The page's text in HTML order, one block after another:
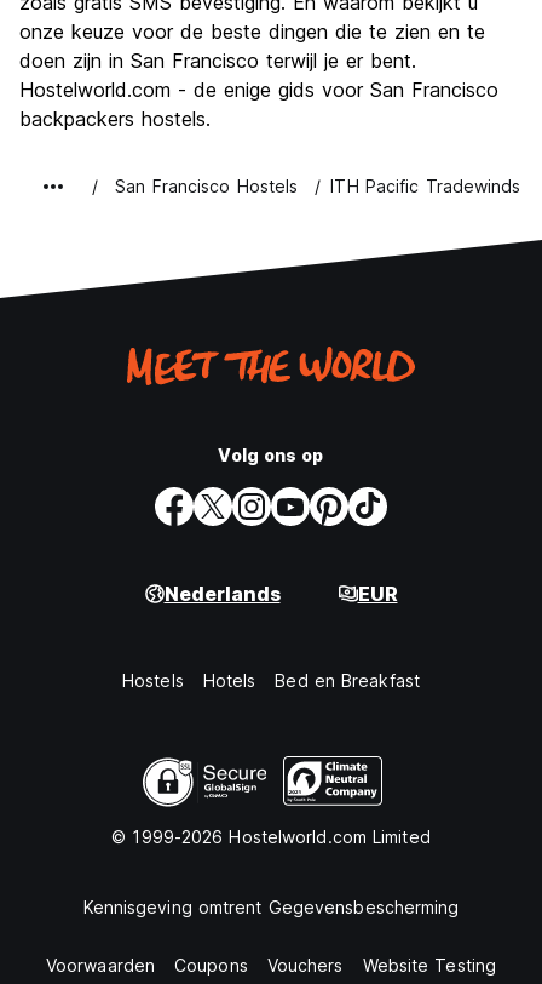
onze keuze voor de beste dingen die te zien en te
doen zijn in San Francisco terwijl je er bent.
Hostelworld.com - de enige gids voor San Francisco
backpackers hostels.
San Francisco Hostels ITH Pacific Tradewinds
Volg ons op
Nederlands EUR
Hostels Hotels Bed en Breakfast
© 1999-2026 Hostelworld.com Limited
Kennisgeving omtrent Gegevensbescherming
Voorwaarden Coupons Vouchers Website Testing